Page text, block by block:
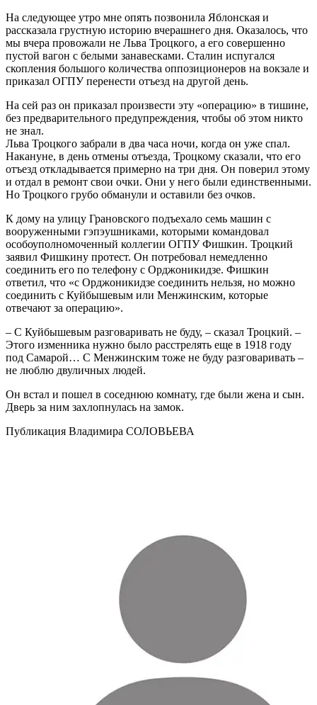
На следующее утро мне опять позвонила Яблонская и
рассказала грустную историю вчерашнего дня. Оказалось, что
мы вчера провожали не Льва Троцкого, а его совершенно
пустой вагон с белыми занавесками. Сталин испугался
скопления большого количества оппозиционеров на вокзале и
приказал ОГПУ перенести отъезд на другой день.
На сей раз он приказал произвести эту «операцию» в тишине,
без предварительного предупреждения, чтобы об этом никто
не знал.
Льва Троцкого забрали в два часа ночи, когда он уже спал.
Накануне, в день отмены отъезда, Троцкому сказали, что его
отъезд откладывается примерно на три дня. Он поверил этому
и отдал в ремонт свои очки. Они у него были единственными.
Но Троцкого грубо обманули и оставили без очков.
К дому на улицу Грановского подъехало семь машин с
вооруженными гэпэушниками, которыми командовал
особоуполномоченный коллегии ОГПУ Фишкин. Троцкий
заявил Фишкину протест. Он потребовал немедленно
соединить его по телефону с Орджоникидзе. Фишкин
ответил, что «с Орджоникидзе соединить нельзя, но можно
соединить с Куйбышевым или Менжинским, которые
отвечают за операцию».
– С Куйбышевым разговаривать не буду, – сказал Троцкий. –
Этого изменника нужно было расстрелять еще в 1918 году
под Самарой… С Менжинским тоже не буду разговаривать –
не люблю двуличных людей.
Он встал и пошел в соседнюю комнату, где были жена и сын.
Дверь за ним захлопнулась на замок.
Публикация Владимира СОЛОВЬЕВА